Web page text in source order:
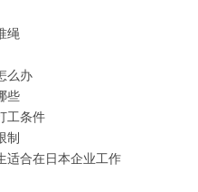
绳
么办
些
工条件
制
适合在日本企业工作